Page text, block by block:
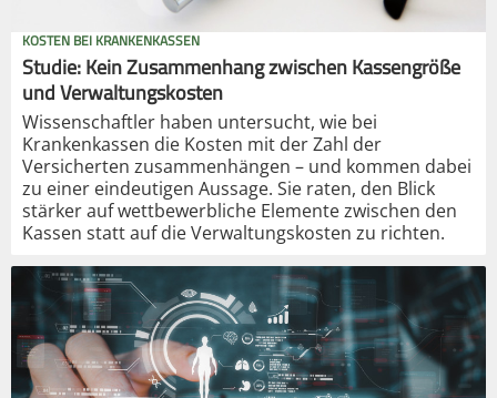
KOSTEN BEI KRANKENKASSEN
Studie: Kein Zusammenhang zwischen Kassengröße
und Verwaltungskosten
Wissenschaftler haben untersucht, wie bei
Krankenkassen die Kosten mit der Zahl der
Versicherten zusammenhängen – und kommen dabei
zu einer eindeutigen Aussage. Sie raten, den Blick
stärker auf wettbewerbliche Elemente zwischen den
Kassen statt auf die Verwaltungskosten zu richten.